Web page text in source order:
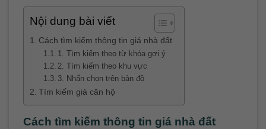
Nội dung bài viết
Cách tìm kiếm thông tin giá nhà đất
1. Tìm kiếm theo từ khóa gợi ý
2. Tìm kiếm theo khu vực
3. Nhấn chọn trên bản đồ
Tìm kiếm giá căn hộ
Cách tìm kiếm thông tin giá nhà đất